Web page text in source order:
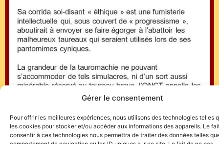
Gérer le consentement
Pour offrir les meilleures expériences, nous utilisons des technologies telles
les cookies pour stocker et/ou accéder aux informations des appareils. Le
consentir à ces technologies nous permettra de traiter des données telles